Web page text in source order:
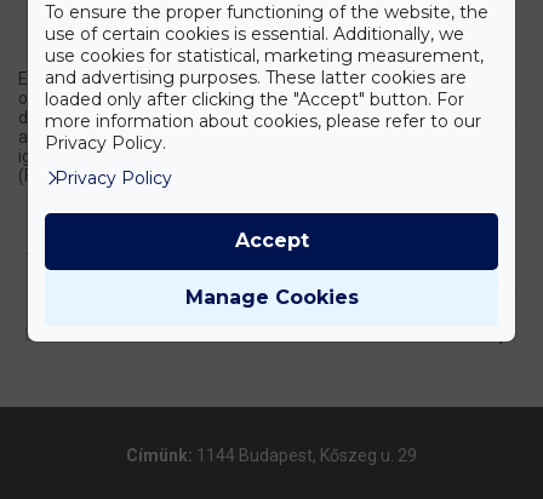
Egyszerű és biztonságos kezelhetőség, ESD védelem kimagasló
optikai teljesítmény, energiahatékonyság, digitális fotó-
dokumentáció - az OLYMPUS SZ61 mikroszkóp kiemelt jellemzői,
amelyek messzemenőkig kielégítik a rutin élettudományi
igényeket. LED megvilágítás, élénk színek és nagy látómező
(FN22).
TERMÉK LEÍRÁSA
LETÖLTÉSEK
Címünk: 1144 Budapest, Kőszeg u. 29
To ensure the proper functioning of the website, the
use of certain cookies is essential. Additionally, we
use cookies for statistical, marketing measurement,
and advertising purposes. These latter cookies are
loaded only after clicking the "Accept" button. For
more information about cookies, please refer to our
Privacy Policy.
Privacy Policy
Manage Cookies
Accept